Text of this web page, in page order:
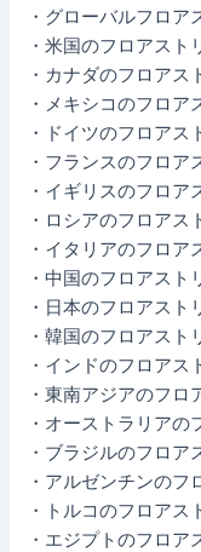
・グローバルフロ
・米国のフロアスト
・カナダのフロアス
・メキシコのフロ
・ドイツのフロアス
・フランスのフロ
・イギリスのフロ
・ロシアのフロアス
・イタリアのフロ
・中国のフロアスト
・日本のフロアスト
・韓国のフロアスト
・インドのフロアス
・東南アジアのフ
・オーストラリア
・ブラジルのフロ
・アルゼンチンの
・トルコのフロアス
・エジプトのフロ